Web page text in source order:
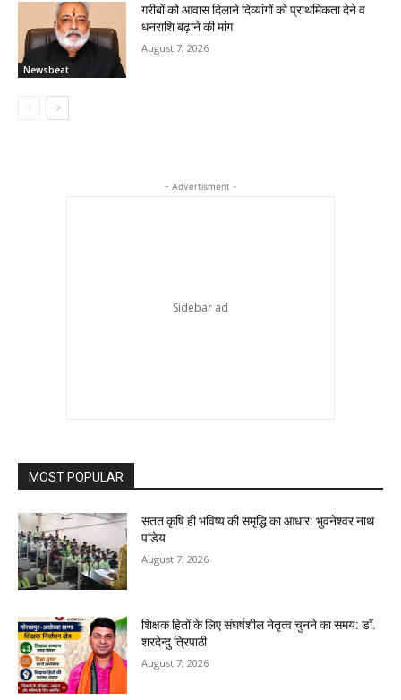
Newsbeat
गरीबों को आवास दिलाने दिव्यांगों को प्राथमिकता देने व
धनराशि बढ़ाने की मांग
August 7, 2026
- Advertisment -
MOST POPULAR
सतत कृषि ही भविष्य की समृद्धि का आधार: भुवनेश्वर नाथ
पांडेय
August 7, 2026
शिक्षक हितों के लिए संघर्षशील नेतृत्व चुनने का समय: डॉ.
शरदेन्दु त्रिपाठी
August 7, 2026